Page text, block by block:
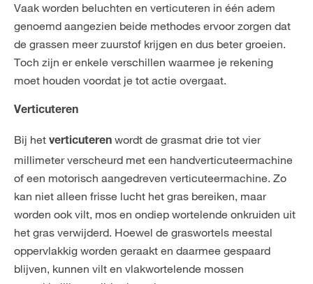
Vaak worden beluchten en verticuteren in één adem
genoemd aangezien beide methodes ervoor zorgen dat
de grassen meer zuurstof krijgen en dus beter groeien.
Toch zijn er enkele verschillen waarmee je rekening
moet houden voordat je tot actie overgaat.
Verticuteren
Bij het verticuteren wordt de grasmat drie tot vier
millimeter verscheurd met een handverticuteermachine
of een motorisch aangedreven verticuteermachine. Zo
kan niet alleen frisse lucht het gras bereiken, maar
worden ook vilt, mos en ondiep wortelende onkruiden uit
het gras verwijderd. Hoewel de graswortels meestal
oppervlakkig worden geraakt en daarmee gespaard
blijven, kunnen vilt en vlakwortelende mossen